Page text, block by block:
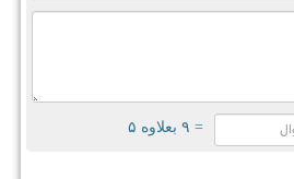
= ۹ بعلاوه ۵